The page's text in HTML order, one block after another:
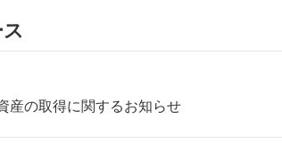
産の取得に関するお知らせ